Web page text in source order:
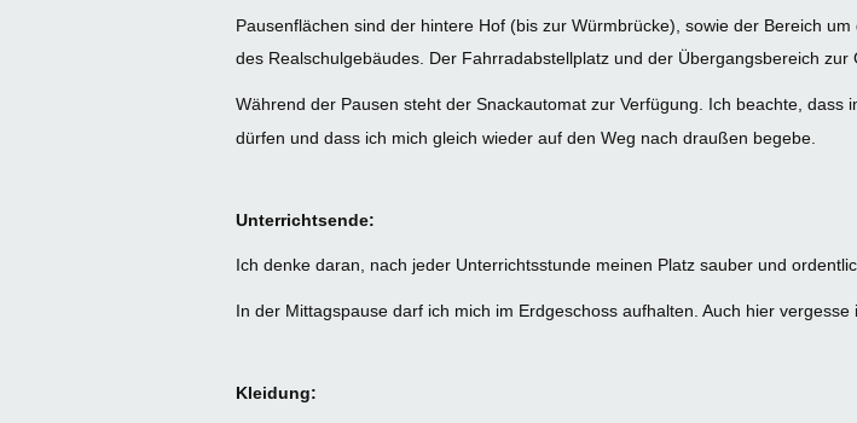
Pausenflächen sind der hintere Hof (bis zur Würmbrücke), sowie der Bereich
des Realschulgebäudes. Der Fahrradabstellplatz und der Übergangsbereich
Während der Pausen steht der Snackautomat zur Verfügung. Ich beachte,
dürfen und dass ich mich gleich wieder auf den Weg nach draußen begebe.
Unterrichtsende:
Ich denke daran, nach jeder Unterrichtsstunde meinen Platz sauber und
In der Mittagspause darf ich mich im Erdgeschoss aufhalten. Auch hier
Kleidung: